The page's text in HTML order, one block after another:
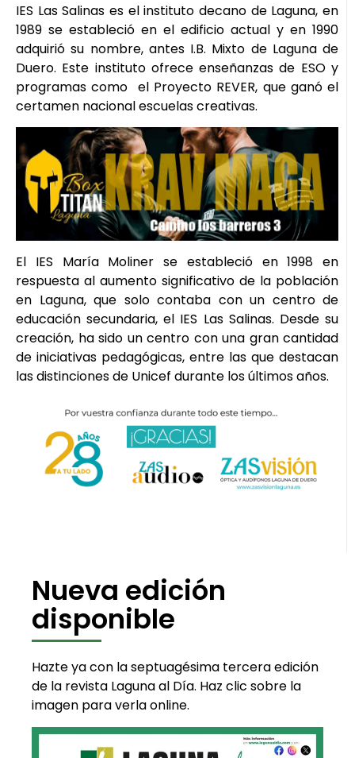
IES Las Salinas es el instituto decano de Laguna, en
1989 se estableció en el edificio actual y en 1990
adquirió su nombre, antes I.B. Mixto de Laguna de
Duero. Este instituto ofrece enseñanzas de ESO y
programas como el Proyecto REVER, que ganó el
certamen nacional escuelas creativas.
El IES María Moliner se estableció en 1998 en
respuesta al aumento significativo de la población
en Laguna, que solo contaba con un centro de
educación secundaria, el IES Las Salinas. Desde su
creación, ha sido un centro con una gran cantidad
de iniciativas pedagógicas, entre las que destacan
las distinciones de Unicef durante los últimos años.
Nueva edición
disponible
Hazte ya con la septuagésima tercera edición
de la revista Laguna al Día. Haz clic sobre la
imagen para verla online.